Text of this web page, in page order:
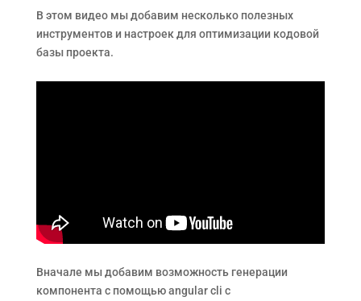
В этом видео мы добавим несколько полезных
инструментов и настроек для оптимизации кодовой
базы проекта.
Вначале мы добавим возможность генерации
компонента с помощью angular cli с